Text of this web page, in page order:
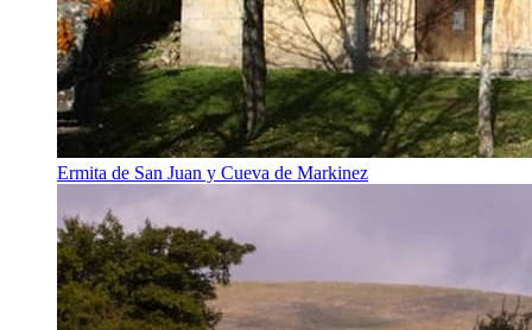
Ermita de San Juan y Cueva de Markinez